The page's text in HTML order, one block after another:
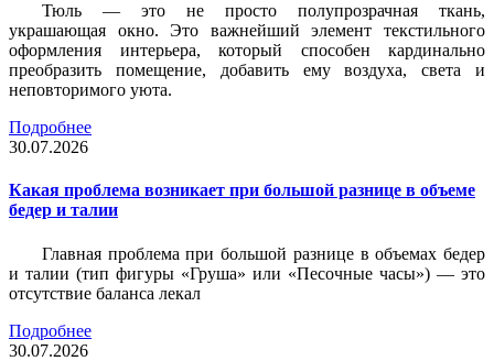
Тюль — это не просто полупрозрачная ткань,
украшающая окно. Это важнейший элемент текстильного
оформления интерьера, который способен кардинально
преобразить помещение, добавить ему воздуха, света и
неповторимого уюта.
Подробнее
30.07.2026
Какая проблема возникает при большой разнице в объеме
бедер и талии
Главная проблема при большой разнице в объемах бедер
и талии (тип фигуры «Груша» или «Песочные часы») — это
отсутствие баланса лекал
Подробнее
30.07.2026